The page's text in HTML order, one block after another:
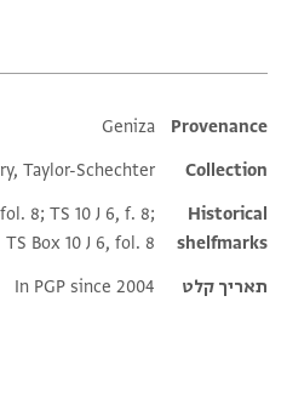
Additional metadata
Provenance
Geniza
Collection
Taylor-Schechter
Historical
shelfmarks
8; TS 10 J 6, f. 8;
TS Box 10 J 6, fol. 8
תאריך קלט
In PGP since 2004